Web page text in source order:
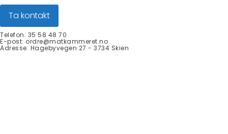
Ta kontakt
Telefon: 35 58 48 70
E-post: ordre@matkammeret.no
Adresse: Hagebyvegen 27 - 3734 Skien